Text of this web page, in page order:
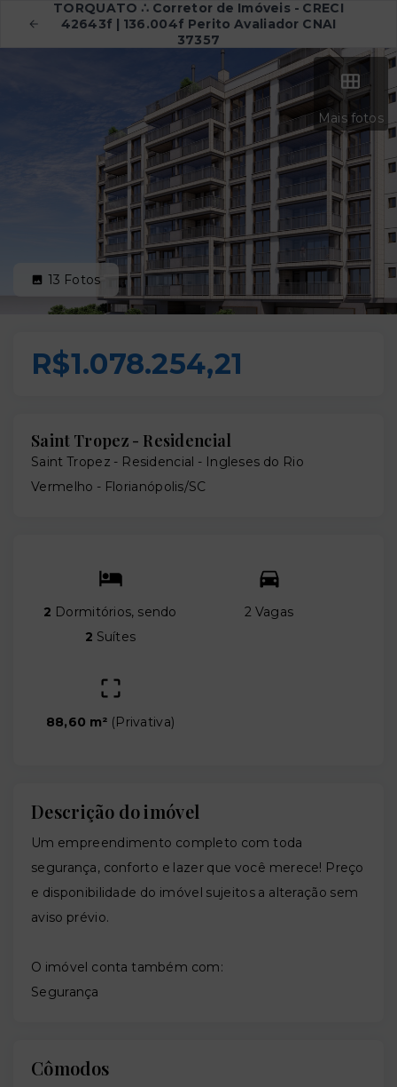
TORQUATO ∴ Corretor de Imóveis - CRECI
42643f | 136.004f Perito Avaliador CNAI
37357
Mais fotos
13 Fotos
R$1.078.254,21
Saint Tropez - Residencial
Saint Tropez - Residencial - Ingleses do Rio
Vermelho - Florianópolis/SC
2 Dormitórios, sendo
2 Suítes
2 Vagas
88,60 m² (Privativa)
Descrição do imóvel
Um empreendimento completo com toda
segurança, conforto e lazer que você merece! Preço
e disponibilidade do imóvel sujeitos a alteração sem
aviso prévio.
O imóvel conta também com:
Segurança
Cômodos